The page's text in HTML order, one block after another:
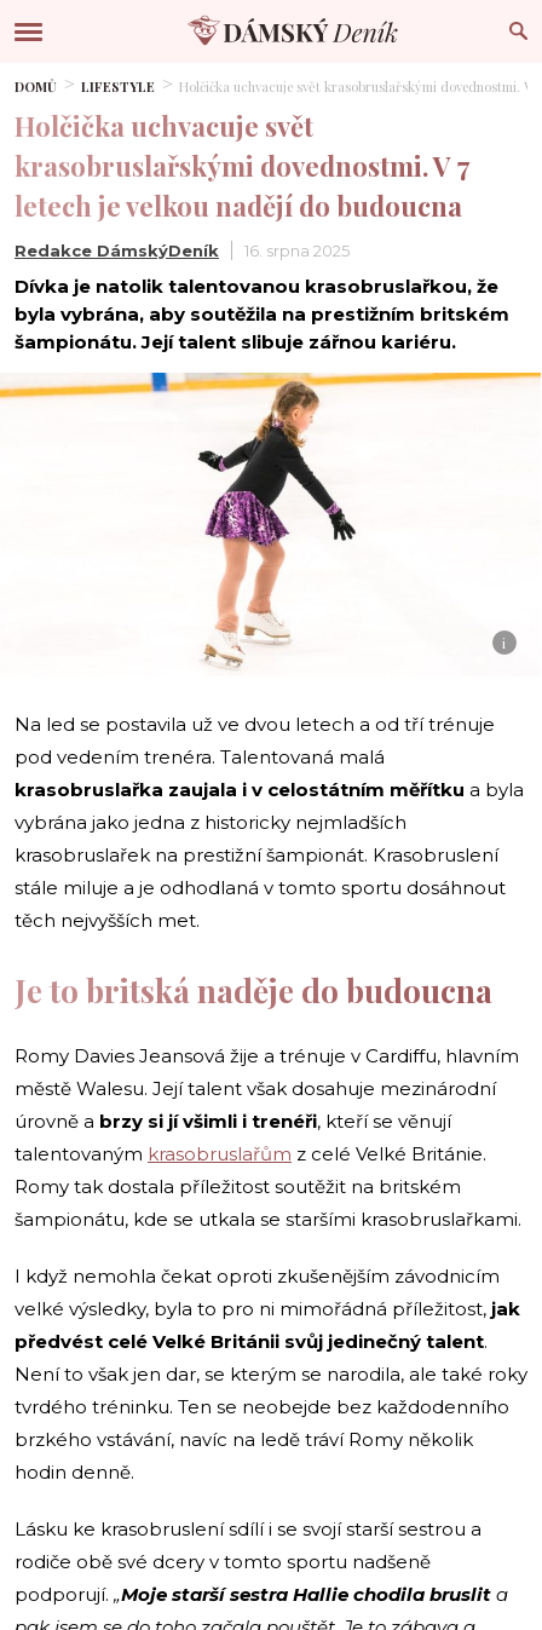
DOMŮ LIFESTYLE Holčička uchvacuje svět krasobruslařskými dovednostmi. V
Holčička uchvacuje svět
krasobruslařskými dovednostmi. V 7
letech je velkou nadějí do budoucna
Redakce DámskýDeník 16. srpna 2025
Dívka je natolik talentovanou krasobruslařkou, že
byla vybrána, aby soutěžila na prestižním britském
šampionátu. Její talent slibuje zářnou kariéru.
i
Na led se postavila už ve dvou letech a od tří trénuje
pod vedením trenéra. Talentovaná malá
krasobruslařka zaujala i v celostátním měřítku a byla
vybrána jako jedna z historicky nejmladších
krasobruslařek na prestižní šampionát. Krasobruslení
stále miluje a je odhodlaná v tomto sportu dosáhnout
těch nejvyšších met.
Je to britská naděje do budoucna
Romy Davies Jeansová žije a trénuje v Cardiffu, hlavním
městě Walesu. Její talent však dosahuje mezinárodní
úrovně a brzy si jí všimli i trenéři, kteří se věnují
talentovaným krasobruslařům z celé Velké Británie.
Romy tak dostala příležitost soutěžit na britském
šampionátu, kde se utkala se staršími krasobruslařkami.
I když nemohla čekat oproti zkušenějším závodnicím
velké výsledky, byla to pro ni mimořádná příležitost, jak
předvést celé Velké Británii svůj jedinečný talent.
Není to však jen dar, se kterým se narodila, ale také roky
tvrdého tréninku. Ten se neobejde bez každodenního
brzkého vstávání, navíc na ledě tráví Romy několik
hodin denně.
Lásku ke krasobruslení sdílí i se svojí starší sestrou a
rodiče obě své dcery v tomto sportu nadšeně
podporují. „Moje starší sestra Hallie chodila bruslit a